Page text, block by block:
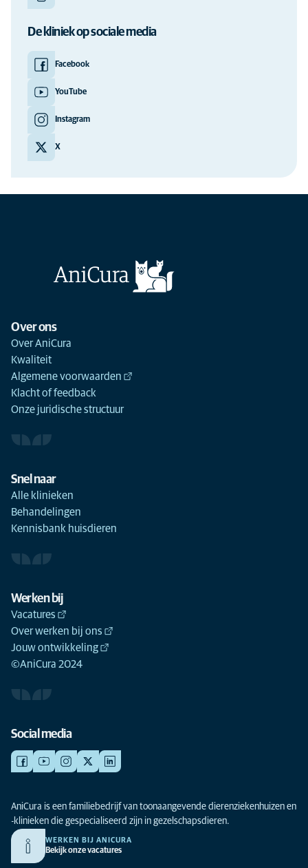
De kliniek op sociale media
Facebook
YouTube
Instagram
X
Over ons
Over AniCura
Kwaliteit
Algemene voorwaarden
Klacht of feedback
Onze juridische structuur
Snel naar
Alle klinieken
Behandelingen
Kennisbank huisdieren
Werken bij
Vacatures
Over werken bij ons
Jouw ontwikkeling
©AniCura 2024
Social media
AniCura is een familiebedrijf van toonaangevende dierenziekenhuizen en
-klinieken die gespecialiseerd zijn in gezelschapsdieren.
WERKEN BIJ ANICURA
Bekijk onze vacatures